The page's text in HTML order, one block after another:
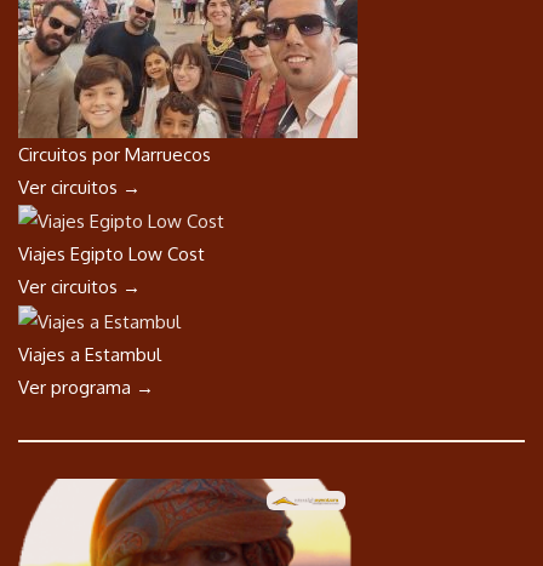
Circuitos por Marruecos
Ver circuitos →
Viajes Egipto Low Cost
Ver circuitos →
Viajes a Estambul
Ver programa →